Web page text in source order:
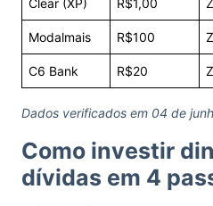
Clear (XP) R$1,00
Modalmais R$100
C6 Bank R$20
Dados verificados em 04 de
Como investir
dívidas em 4